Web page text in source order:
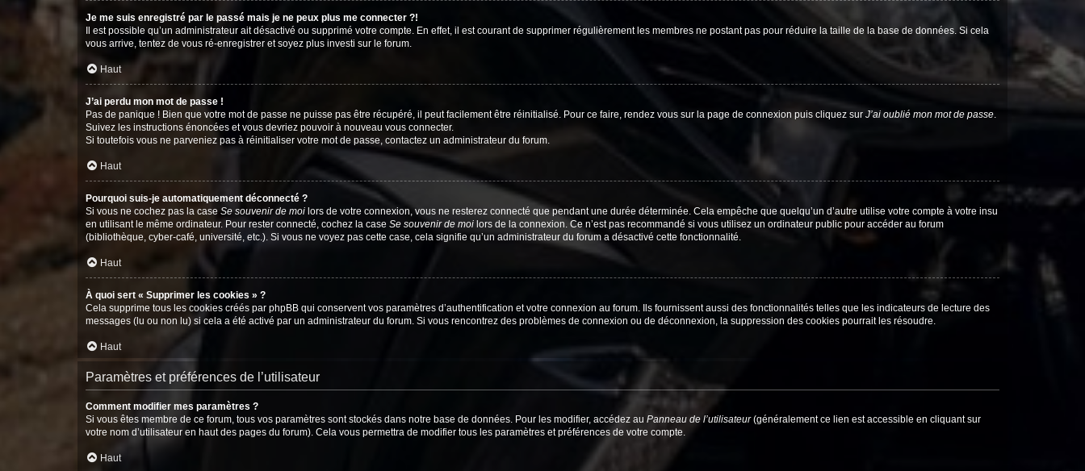
Je me suis enregistré par le passé mais je ne peux plus me connecter ?!
Il est possible qu’un administrateur ait désactivé ou supprimé votre compte. En effet, il est courant de supprimer régulièrement les membres ne postant pas pour réduire la taille de la base de données. Si cela
vous arrive, tentez de vous ré-enregistrer et soyez plus investi sur le forum.
Haut
J’ai perdu mon mot de passe !
Pas de panique ! Bien que votre mot de passe ne puisse pas être récupéré, il peut facilement être réinitialisé. Pour ce faire, rendez vous sur la page de connexion puis cliquez sur J’ai oublié mon mot de passe.
Suivez les instructions énoncées et vous devriez pouvoir à nouveau vous connecter.
Si toutefois vous ne parveniez pas à réinitialiser votre mot de passe, contactez un administrateur du forum.
Haut
Pourquoi suis-je automatiquement déconnecté ?
Si vous ne cochez pas la case Se souvenir de moi lors de votre connexion, vous ne resterez connecté que pendant une durée déterminée. Cela empêche que quelqu’un d’autre utilise votre compte à votre insu
en utilisant le même ordinateur. Pour rester connecté, cochez la case Se souvenir de moi lors de la connexion. Ce n’est pas recommandé si vous utilisez un ordinateur public pour accéder au forum
(bibliothèque, cyber-café, université, etc.). Si vous ne voyez pas cette case, cela signifie qu’un administrateur du forum a désactivé cette fonctionnalité.
Haut
À quoi sert « Supprimer les cookies » ?
Cela supprime tous les cookies créés par phpBB qui conservent vos paramètres d’authentification et votre connexion au forum. Ils fournissent aussi des fonctionnalités telles que les indicateurs de lecture des
messages (lu ou non lu) si cela a été activé par un administrateur du forum. Si vous rencontrez des problèmes de connexion ou de déconnexion, la suppression des cookies pourrait les résoudre.
Haut
Paramètres et préférences de l’utilisateur
Comment modifier mes paramètres ?
Si vous êtes membre de ce forum, tous vos paramètres sont stockés dans notre base de données. Pour les modifier, accédez au Panneau de l’utilisateur(généralement ce lien est accessible en cliquant sur
votre nom d’utilisateur en haut des pages du forum). Cela vous permettra de modifier tous les paramètres et préférences de votre compte.
Haut